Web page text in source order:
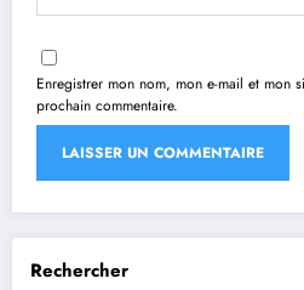
Enregistrer mon nom, mon e-mail et mon
prochain commentaire.
Rechercher